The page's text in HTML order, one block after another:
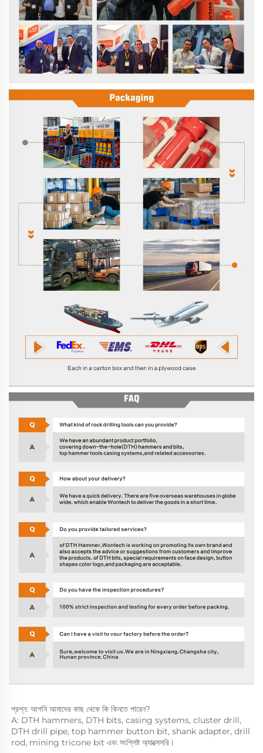
প্রশ্ন: আপনি আমাদের কাছ থেকে কি কিনতে পারেন?
A: DTH hammers, DTH bits, casing systems, cluster drill,
DTH drill pipe, top hammer button bit, shank adapter, drill
rod, mining tricone bit এবং সংশ্লিষ্ট অ্যাক্সেসরি।